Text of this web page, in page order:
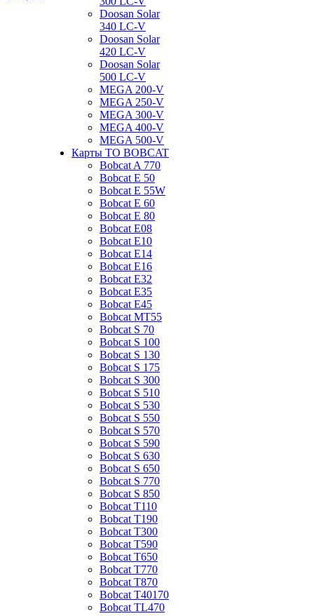
Doosan Solar
340 LC-V
Doosan Solar
420 LC-V
Doosan Solar
500 LC-V
MEGA 200-V
MEGA 250-V
MEGA 300-V
MEGA 400-V
MEGA 500-V
Карты ТО BOBCAT
Bobcat A 770
Bobcat E 50
Bobcat E 55W
Bobcat E 60
Bobcat E 80
Bobcat E08
Bobcat E10
Bobcat E14
Bobcat E16
Bobcat E32
Bobcat E35
Bobcat E45
Bobcat MT55
Bobcat S 70
Bobcat S 100
Bobcat S 130
Bobcat S 175
Bobcat S 300
Bobcat S 510
Bobcat S 530
Bobcat S 550
Bobcat S 570
Bobcat S 590
Bobcat S 630
Bobcat S 650
Bobcat S 770
Bobcat S 850
Bobcat T110
Bobcat T190
Bobcat T300
Bobcat T590
Bobcat T650
Bobcat T770
Bobcat T870
Bobcat T40170
Bobcat TL470